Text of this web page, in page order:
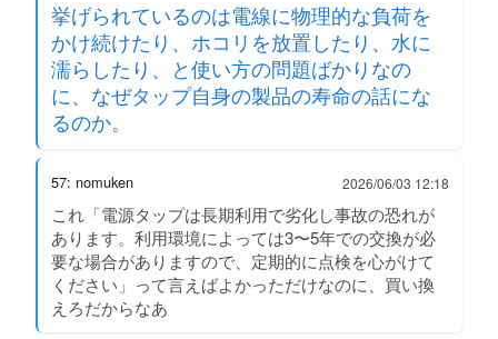
挙げられているのは電線に物理的な負荷を
かけ続けたり、ホコリを放置したり、水に
濡らしたり、と使い方の問題ばかりなの
に、なぜタップ自身の製品の寿命の話にな
るのか。
57: nomuken 2026/06/03 12:18
これ「電源タップは長期利用で劣化し事故の恐れが
あります。利用環境によっては3〜5年での交換が必
要な場合がありますので、定期的に点検を心がけて
ください」って言えばよかっただけなのに、買い換
えろだからなあ